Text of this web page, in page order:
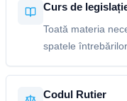
Curs de
Toată materia
spatele
Codul Rutier